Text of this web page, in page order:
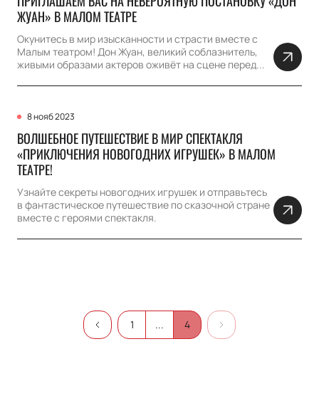
ЖУАН» В МАЛОМ ТЕАТРЕ
Окунитесь в мир изысканности и страсти вместе с
Малым театром! Дон Жуан, великий соблазнитель,
живыми образами актеров оживёт на сцене перед...
8 нояб 2023
ВОЛШЕБНОЕ ПУТЕШЕСТВИЕ В МИР СПЕКТАКЛЯ
«ПРИКЛЮЧЕНИЯ НОВОГОДНИХ ИГРУШЕК» В МАЛОМ
ТЕАТРЕ!
Узнайте секреты новогодних игрушек и отправьтесь
в фантастическое путешествие по сказочной стране
вместе с героями спектакля.
1 ... 4